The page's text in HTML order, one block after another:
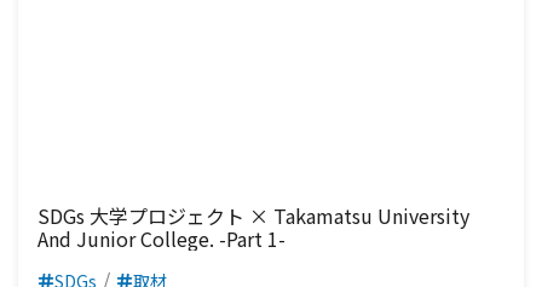
SDGs 大学プロジェクト × Takamatsu University
And Junior College. -Part 1-
SDGs 取材